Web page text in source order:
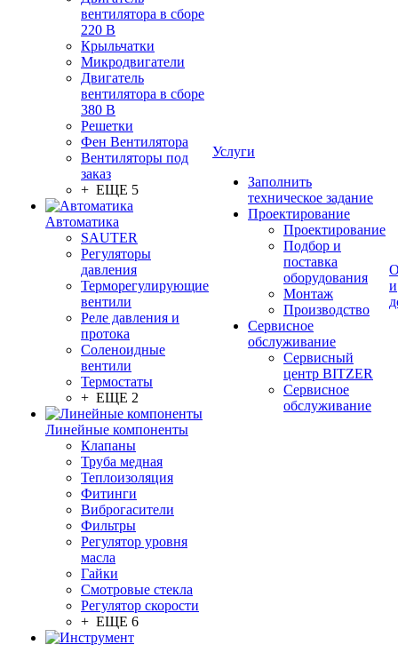
вентилятора в сборе
220 В
Крыльчатки
Микродвигатели
Двигатель
вентилятора в сборе
380 В
Решетки
Фен Вентилятора
Вентиляторы под
заказ
+ ЕЩЕ 5
Автоматика
SAUTER
Регуляторы
давления
Терморегулирующие
вентили
Реле давления и
протока
Соленоидные
вентили
Термостаты
+ ЕЩЕ 2
Линейные компоненты
Клапаны
Труба медная
Теплоизоляция
Фитинги
Виброгасители
Фильтры
Регулятор уровня
масла
Гайки
Смотровые стекла
Регулятор скорости
+ ЕЩЕ 6
Услуги
Заполнить
техническое задание
Проектирование
Проектирование
Подбор и
поставка
оборудования
Монтаж
Производство
Сервисное
обслуживание
Сервисный
центр BITZER
Сервисное
обслуживание
и